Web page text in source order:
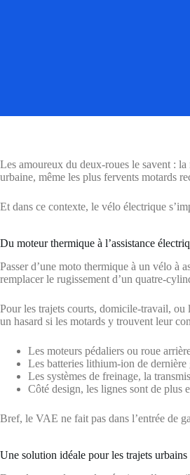
Les amoureux du deux-roues le savent : la
urbaine, même les plus fervents motards
Et dans ce contexte, le vélo électrique
Du moteur thermique à l’assistance
Passer d’une moto thermique à un vélo à
remplacer le rugissement d’un quatre-
Pour les trajets courts, domicile-travail, ou
un hasard si les motards y trouvent leur
Les moteurs pédaliers ou roue
Les batteries lithium-ion de
Les systèmes de freinage, la
Côté design, les lignes sont de plus
Bref, le VAE ne fait pas dans l’entrée de
Une solution idéale pour les trajets urbains